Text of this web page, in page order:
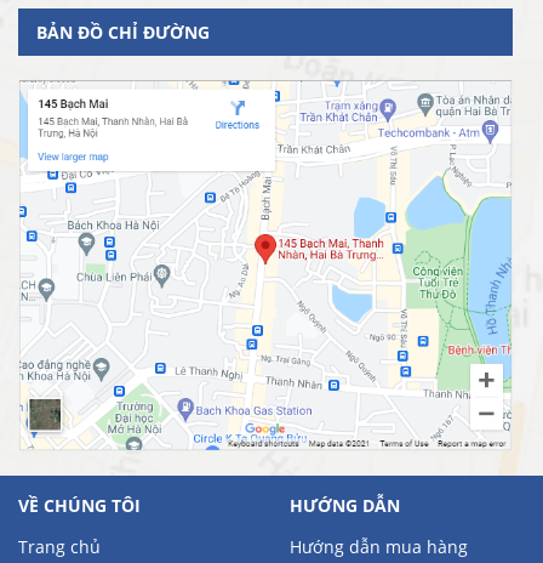
BẢN ĐỒ CHỈ ĐƯỜNG
VỀ CHÚNG TÔI
Trang chủ
HƯỚNG DẪN
Hướng dẫn mua hàng